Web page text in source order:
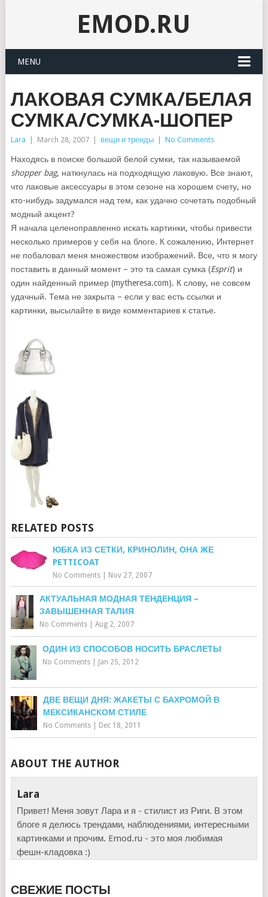
EMOD.RU
MENU
ЛАКОВАЯ СУМКА/БЕЛАЯ
СУМКА/СУМКА-ШОПЕР
Lara March 28, 2007 вещи и тренды No Comments
Находясь в поиске большой белой сумки, так называемой
shopper bag, наткнулась на подходящую лаковую. Все знают,
что лаковые аксессуары в этом сезоне на хорошем счету, но
кто-нибудь задумался над тем, как удачно сочетать подобный
модный акцент?
Я начала целеноправленно искать картинки, чтобы привести
несколько примеров у себя на блоге. К сожалению, Интернет
не побаловал меня множеством изображений. Все, что я могу
поставить в данный момент – это та самая сумка (Esprit) и
один найденный пример (mytheresa.com). К слову, не совсем
удачный. Тема не закрыта – если у вас есть ссылки и
картинки, высылайте в виде комментариев к статье.
RELATED POSTS
ЮБКА ИЗ СЕТКИ, КРИНОЛИН, ОНА ЖЕ
PETTICOAT
No Comments| Nov 27, 2007
АКТУАЛЬНАЯ МОДНАЯ ТЕНДЕНЦИЯ –
ЗАВЫШЕННАЯ ТАЛИЯ
No Comments| Aug 2, 2007
ОДИН ИЗ СПОСОБОВ НОСИТЬ БРАСЛЕТЫ
No Comments| Jan 25, 2012
ДВЕ ВЕЩИ ДНЯ: ЖАКЕТЫ С БАХРОМОЙ В
МЕКСИКАНСКОМ СТИЛЕ
No Comments| Dec 18, 2011
ABOUT THE AUTHOR
Lara
Привет! Меня зовут Лара и я - стилист из Риги. В этом
блоге я делюсь трендами, наблюдениями, интересными
картинками и прочим. Emod.ru - это моя любимая
фешн-кладовка :)
СВЕЖИЕ ПОСТЫ